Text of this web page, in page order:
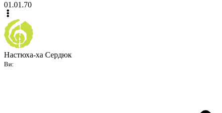
01.01.70
Настюха-ха Сердюк
Ви: